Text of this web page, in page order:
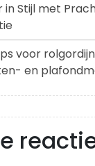
in Stijl met
voor
en